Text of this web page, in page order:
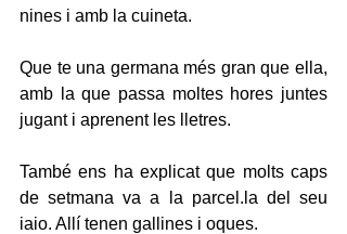
nines i amb la cuineta.
Que te una germana més gran que ella,
amb la que passa moltes hores juntes
jugant i aprenent les lletres.
També ens ha explicat que molts caps
de setmana va a la parcel.la del seu
iaio. Allí tenen gallines i oques.